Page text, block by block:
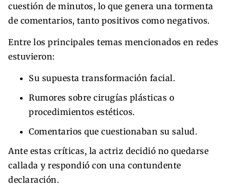
cuestión de minutos, lo que genera una tormenta
de comentarios, tanto positivos como negativos.
Entre los principales temas mencionados en redes
estuvieron:
Su supuesta transformación facial.
Rumores sobre cirugías plásticas o
procedimientos estéticos.
Comentarios que cuestionaban su salud.
Ante estas críticas, la actriz decidió no quedarse
callada y respondió con una contundente
declaración.